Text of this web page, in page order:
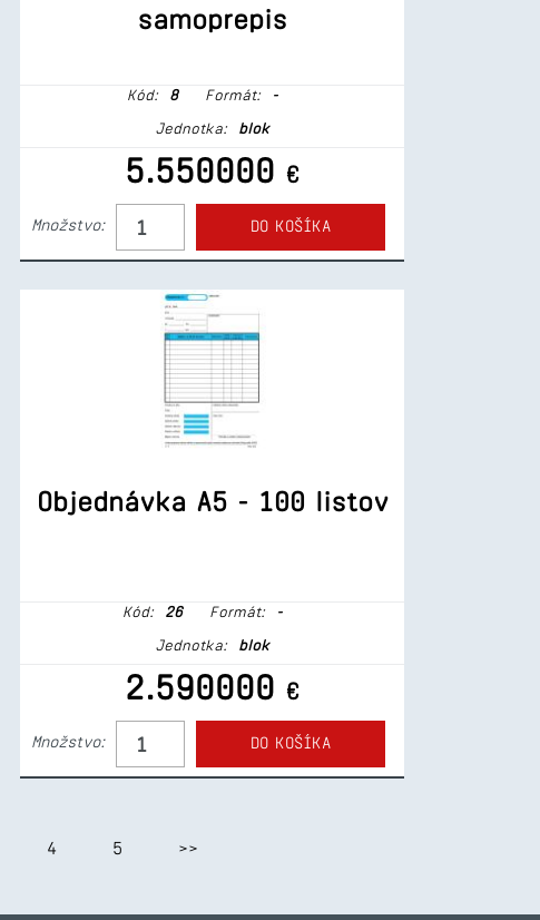
samoprepis
Kód: 8 Formát: -
Jednotka: blok
5.550000 €
Množstvo: DO KOŠÍKA
Objednávka A5 - 100 listov
Kód: 26 Formát: -
Jednotka: blok
2.590000 €
Množstvo: DO KOŠÍKA
4 5 >>